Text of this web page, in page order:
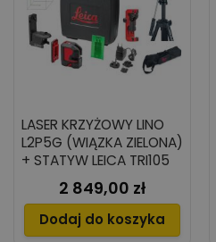
LASER KRZYŻOWY LINO
L2P5G (WIĄZKA ZIELONA)
+ STATYW LEICA TRI105
Cena
2 849,00 zł
Dodaj do koszyka